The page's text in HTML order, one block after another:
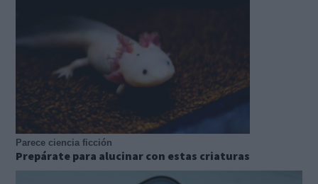
Parece ciencia ficción
Prepárate para alucinar con estas criaturas